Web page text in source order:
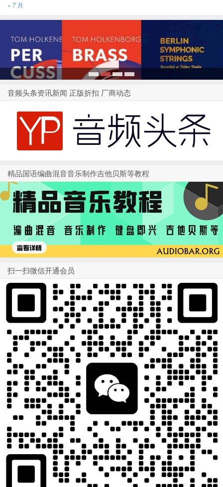
« 7 月
音频头条资讯新闻 正版折扣 厂商动态
精品国语编曲混音音乐制作吉他贝斯等教程
扫一扫微信开通会员